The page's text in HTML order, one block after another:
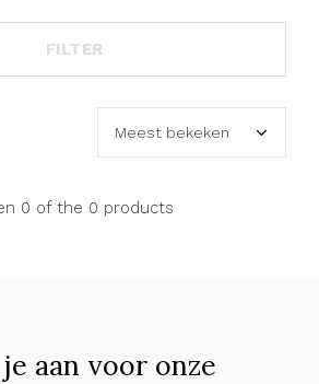
FILTER
0 of the 0 products
aan voor onze